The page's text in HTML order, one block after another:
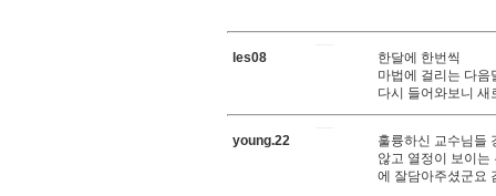
les08
한달에 한번씩
마법에 걸리는 다음
다시 들어와보니 새
young.22
훌륭하신 교수님들
않고 열정이 보이는
에 잘담아주셨군요